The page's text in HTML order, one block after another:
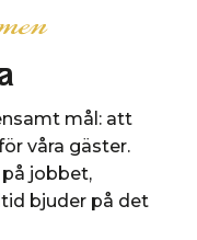
mål: att
våra gäster.
jobbet,
bjuder på det